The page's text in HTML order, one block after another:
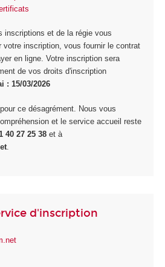
inscriptions et de la régie vous
votre inscription, vous fournir le contrat
en ligne. Votre inscription sera
de vos droits d'inscription
: 15/03/2026
ce désagrément. Nous vous
et le service accueil reste
40 27 25 38 et à
d'inscription